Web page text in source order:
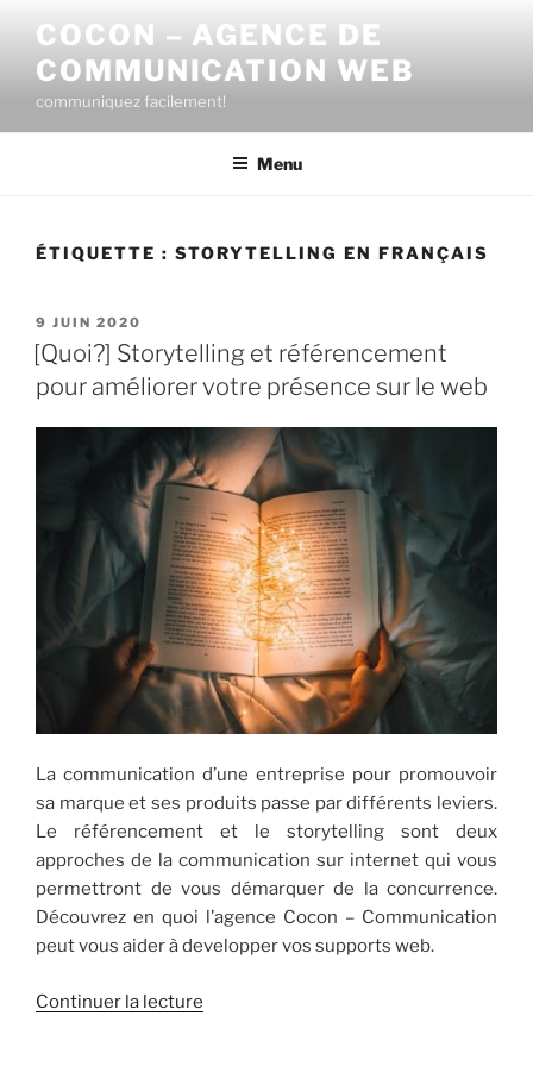
contenu
principal
COCON – AGENCE DE
COMMUNICATION WEB
communiquez facilement!
Menu
ÉTIQUETTE : STORYTELLING EN FRANÇAIS
PUBLIÉ
LE
9 JUIN 2020
[Quoi?] Storytelling et référencement
pour améliorer votre présence sur le web
La communication d’une entreprise pour promouvoir
sa marque et ses produits passe par différents leviers.
Le référencement et le storytelling sont deux
approches de la communication sur internet qui vous
permettront de vous démarquer de la concurrence.
Découvrez en quoi l’agence Cocon – Communication
peut vous aider à developper vos supports web.
Continuer la lecture